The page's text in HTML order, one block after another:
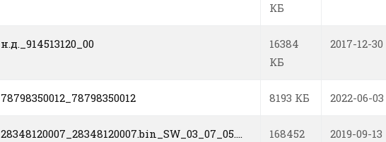
КБ
н.д._914513120_00
16384
КБ
2017-12-30
78798350012_78798350012 8193 КБ 2022-06-03
28348120007_28348120007.bin_SW_03_07_05....
168452
2019-09-13